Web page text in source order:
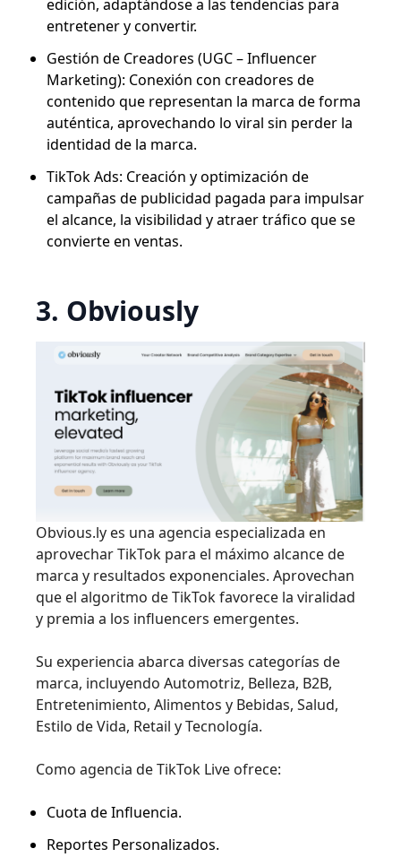
edición, adaptándose a las tendencias para
entretener y convertir.
Gestión de Creadores (UGC – Influencer
Marketing): Conexión con creadores de
contenido que representan la marca de forma
auténtica, aprovechando lo viral sin perder la
identidad de la marca.
TikTok Ads: Creación y optimización de
campañas de publicidad pagada para impulsar
el alcance, la visibilidad y atraer tráfico que se
convierte en ventas.
3. Obviously
Obvious.ly es una agencia especializada en
aprovechar TikTok para el máximo alcance de
marca y resultados exponenciales. Aprovechan
que el algoritmo de TikTok favorece la viralidad
y premia a los influencers emergentes.
Su experiencia abarca diversas categorías de
marca, incluyendo Automotriz, Belleza, B2B,
Entretenimiento, Alimentos y Bebidas, Salud,
Estilo de Vida, Retail y Tecnología.
Como agencia de TikTok Live ofrece:
Cuota de Influencia.
Reportes Personalizados.